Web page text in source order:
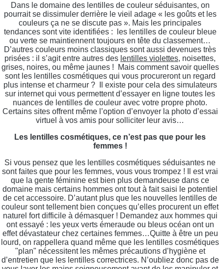
Dans le domaine des lentilles de couleur séduisantes, on
pourrait se dissimuler derrière le vieil adage « les goûts et les
couleurs ça ne se discute pas ». Mais les principales
tendances sont vite identifiées : les lentilles de couleur bleue
ou verte se maintiennent toujours en tête du classement…
D’autres couleurs moins classiques sont aussi devenues très
prisées : il s’agit entre autres des lentilles violettes, noisettes,
grises, noires, ou même jaunes ! Mais comment savoir quelles
sont les lentilles cosmétiques qui vous procureront un regard
plus intense et charmeur ? Il existe pour cela des simulateurs
sur internet qui vous permettent d’essayer en ligne toutes les
nuances de lentilles de couleur avec votre propre photo.
Certains sites offrent même l’option d’envoyer la photo d’essai
virtuel à vos amis pour solliciter leur avis…
Les lentilles cosmétiques, ce n’est pas que pour les
femmes !
Si vous pensez que les lentilles cosmétiques séduisantes ne
sont faites que pour les femmes, vous vous trompez ! Il est vrai
que la gente féminine est bien plus demandeuse dans ce
domaine mais certains hommes ont tout à fait saisi le potentiel
de cet accessoire. D’autant plus que les nouvelles lentilles de
couleur sont tellement bien conçues qu’elles procurent un effet
naturel fort difficile à démasquer ! Demandez aux hommes qui
ont essayé : les yeux verts émeraude ou bleus océan ont un
effet dévastateur chez certaines femmes…Quitte à être un peu
lourd, on rappellera quand même que les lentilles cosmétiques
"plan" nécessitent les mêmes précautions d’hygiène et
d’entretien que les lentilles correctrices. N’oubliez donc pas de